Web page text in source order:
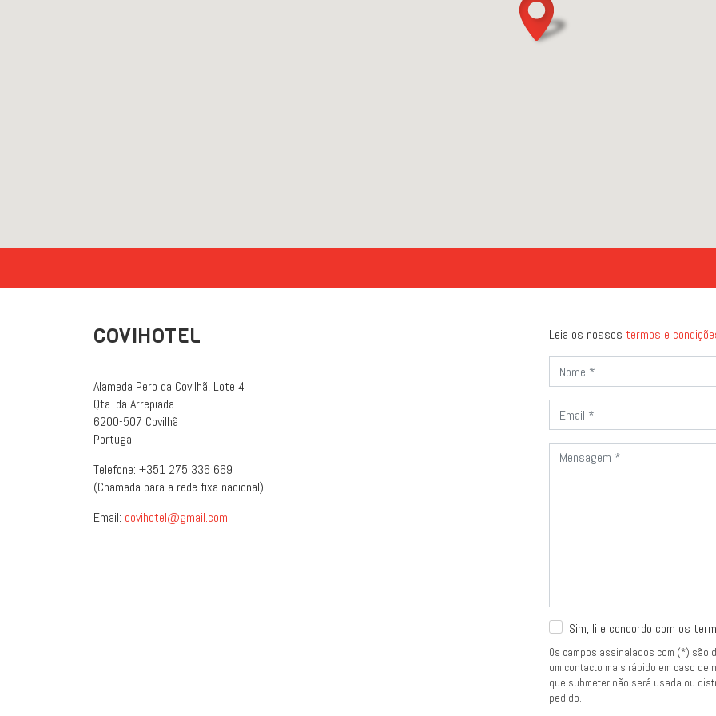
COVIHOTEL
Alameda Pero da Covilhã, Lote 4
Qta. da Arrepiada
6200-507 Covilhã
Portugal
Telefone: +351 275 336 669
(Chamada para a rede fixa nacional)
Email: covihotel@gmail.com
Leia os nossos termos e
Sim, li e concordo com os
Os campos assinalados com (*) são
um contacto mais rápido em caso
que submeter não será usada ou
pedido.